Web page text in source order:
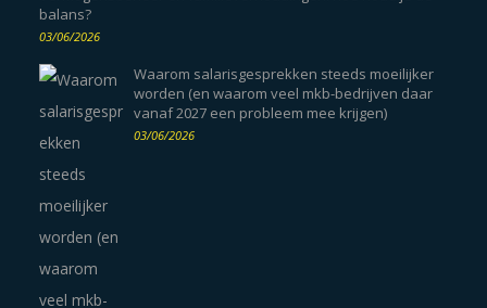
balans?
03/06/2026
Waarom salarisgesprekken steeds moeilijker
worden (en waarom veel mkb-bedrijven daar
vanaf 2027 een probleem mee krijgen)
03/06/2026